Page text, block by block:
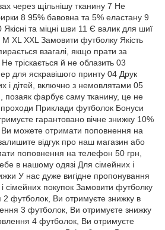
через щільнішу тканину 7 Не
8 95% бавовна та 5% еластану 9
та міцні шви 11 Є валик для шиї
M XL XXL Замовити футболку Якість
взагалі, якщо прати за
тріскається й не облазить 03
для яскравішого принту 04 Друк
і дітей, включно з немовлятами 05
позаяк фарбує саму тканину, це не
проходи Приклади футболок Бонуси
гарантовано вічне знижку 10%
Ви можете отримати поповнення на
відгук про наш магазин або
поповнення на телефон 50 грн,
в нашому одязі Для сімейних і
У нас дуже вигідне пропонування
сімейних покупок Замовити футболку
2 футболок, Ви отримуєте знижку в
3 футболок, Ви отримуєте знижку
4 футболок, Ви отримуєте